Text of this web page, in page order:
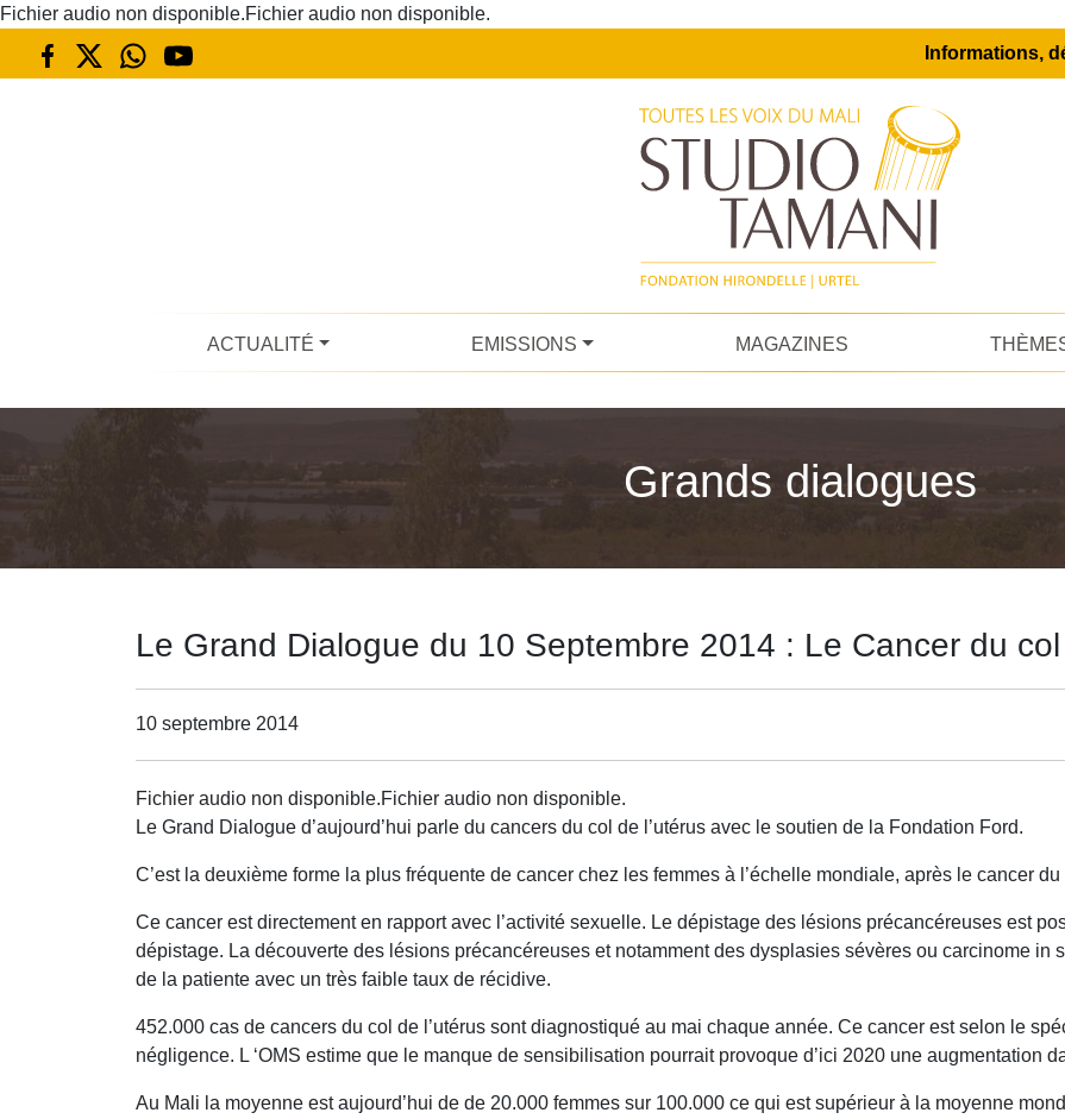
Fichier audio non disponible.Fichier audio non disponible.
Informations,
ACTUALITÉ EMISSIONS MAGAZINES
Grands dialogues
Le Grand Dialogue du 10 Septembre 2014 : Le Cancer du col
10 septembre 2014
Fichier audio non disponible.Fichier audio non disponible.
Le Grand Dialogue d’aujourd’hui parle du cancers du col de l’utérus avec le soutien de la Fondation Ford.
C’est la deuxième forme la plus fréquente de cancer chez les femmes à l’échelle mondiale, après le cancer du
Ce cancer est directement en rapport avec l’activité sexuelle. Le dépistage des lésions précancéreuses est
dépistage. La découverte des lésions précancéreuses et notamment des dysplasies sévères ou carcinome in
de la patiente avec un très faible taux de récidive.
452.000 cas de cancers du col de l’utérus sont diagnostiqué au mai chaque année. Ce cancer est selon le
négligence. L ‘OMS estime que le manque de sensibilisation pourrait provoque d’ici 2020 une augmentation
Au Mali la moyenne est aujourd’hui de de 20.000 femmes sur 100.000 ce qui est supérieur à la moyenne